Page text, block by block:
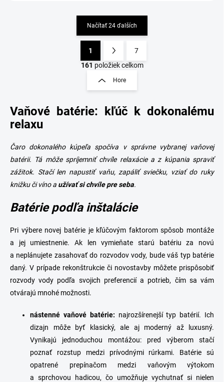
O
v
á
d
c
r
v
k
y
v
p
u
Načítať 24 ďalších
S
t
r
á
k
a
n
i
e
1
7
161 položiek celkom
Hore
Vaňové batérie: kľúč k dokonalému
relaxu
Čaro dokonalého kúpeľa spočíva v správne vybranej vaňovej
batérii. Tá môže spríjemniť chvíle relaxácie a z kúpania spraviť
zážitok. Stačí len napustiť vaňu, zapáliť sviečku, vziať do ruky
knižku či víno a užívať si chvíle pre seba.
Batérie podľa inštalácie
Pri výbere novej batérie je kľúčovým faktorom spôsob montáže
a jej umiestnenie. Ak len vymieňate starú batériu za novú
a neplánujete zasahovať do rozvodov vody, bude váš typ batérie
daný. V prípade rekonštrukcie či novostavby môžete prispôsobiť
rozvody vody podľa svojich preferencií a potrieb, čím sa vám
otvárajú mnohé možnosti.
nástenné vaňové batérie: najrozšírenejší typ batérií. Ich
dizajn môže byť klasický, ale aj moderný až luxusný.
Vynikajú jednoduchou montážou: pred výberom stačí
poznať rozstup medzi prívodnými rúrkami. Batérie sú
opatrené prepínačom medzi vaňovým výtokom
a sprchovou hadicou, čo umožňuje vychutnať si nielen